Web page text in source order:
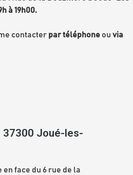
à 19h00.
contacter par téléphone ou via
37300 Joué-les-
en face du 6 rue de la